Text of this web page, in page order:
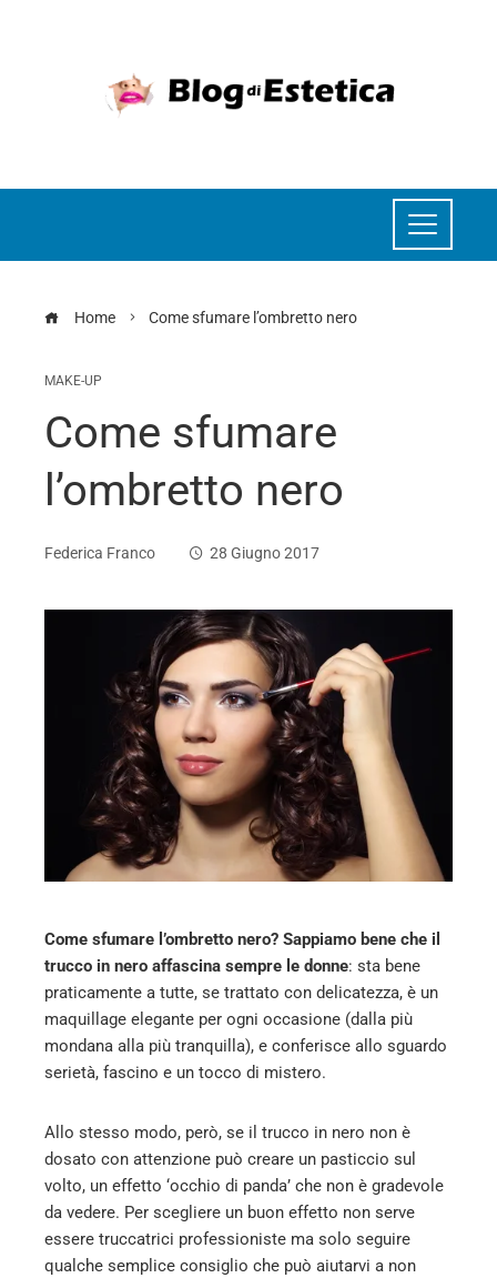
Home Come sfumare l’ombretto nero
MAKE-UP
Come sfumare
l’ombretto nero
Federica Franco 28 Giugno 2017
Come sfumare l’ombretto nero? Sappiamo bene che il
trucco in nero affascina sempre le donne: sta bene
praticamente a tutte, se trattato con delicatezza, è un
maquillage elegante per ogni occasione (dalla più
mondana alla più tranquilla), e conferisce allo sguardo
serietà, fascino e un tocco di mistero.
Allo stesso modo, però, se il trucco in nero non è
dosato con attenzione può creare un pasticcio sul
volto, un effetto ‘occhio di panda’ che non è gradevole
da vedere. Per scegliere un buon effetto non serve
essere truccatrici professioniste ma solo seguire
qualche semplice consiglio che può aiutarvi a non